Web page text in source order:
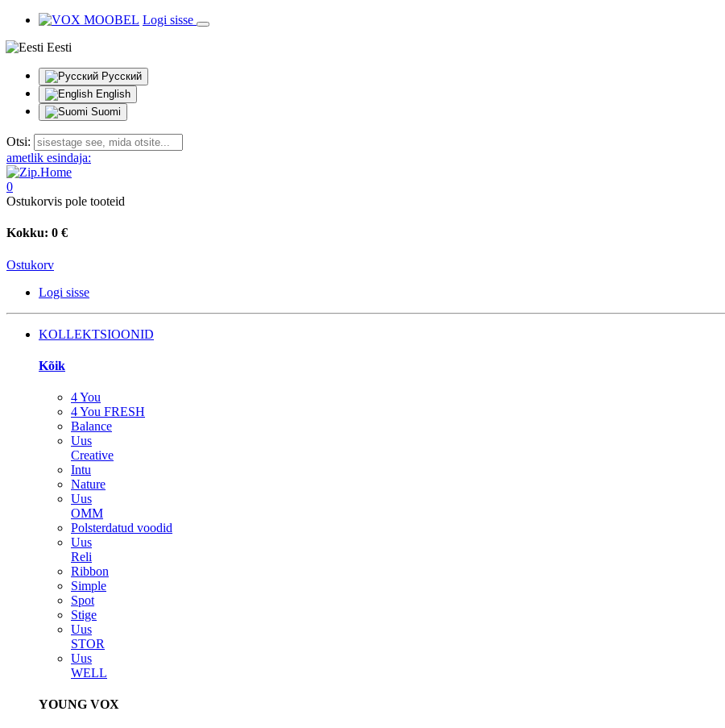
Logi sisse
Eesti
Русский
English
Suomi
Otsi:
ametlik esindaja:
0
Ostukorvis pole tooteid
Kokku: 0 €
Ostukorv
Logi sisse
KOLLEKTSIOONID
Kõik
4 You
4 You FRESH
Balance
Uus
Creative
Intu
Nature
Uus
OMM
Polsterdatud voodid
Uus
Reli
Ribbon
Simple
Spot
Stige
Uus
STOR
Uus
WELL
YOUNG VOX